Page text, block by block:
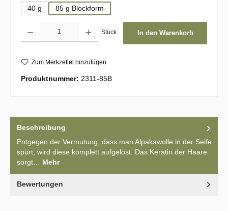
40 g 85 g Blockform
Stück In den Warenkorb
Zum Merkzettel hinzufügen
Produktnummer: 2311-85B
Beschreibung
Entgegen der Vermutung, dass man Alpakawolle in der Seife
spürt, wird diese komplett aufgelöst. Das Keratin der Haare
sorgt… Mehr
Bewertungen